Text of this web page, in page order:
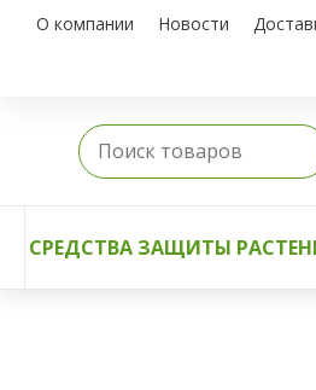
О компании Новости
СРЕДСТВА ЗАЩИТЫ